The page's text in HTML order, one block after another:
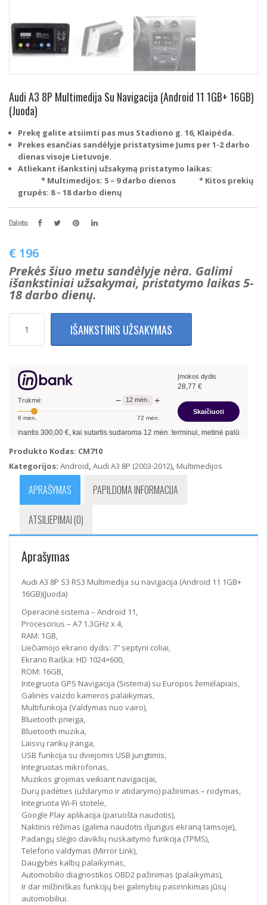
Audi A3 8P Multimedija Su Navigacija (Android 11 1GB+ 16GB)
(Juoda)
Prekę galite atsiimti pas mus Stadiono g. 16, Klaipėda.
Prekes esančias sandėlyje pristatysime Jums per 1-2 darbo
dienas visoje Lietuvoje.
Atliekant išankstinį užsakymą pristatymo laikas:
* Multimedijos: 5 – 9 darbo dienos * Kitos prekių
grupės: 8 – 18 darbo dienų
Dalintis:
€ 196
Prekės šiuo metu sandėlyje nėra. Galimi
išankstiniai užsakymai, pristatymo laikas 5-
18 darbo dienų.
kiekis:
Multimedija
navigacija
(Android
1GB+
16GB)
(Juoda)
IŠANKSTINIS UŽSAKYMAS
Trukmė: − 12 mėn. +
6 mėn. 72 mėn.
Įmokos dydis
28,77 €
Skaičiuoti
300,00€, kai sutartis sudaroma12mėn. terminui, metinė palūkanų norma
Produkto Kodas: CM710
Kategorijos: Android, Audi A3 8P (2003-2012), Multimedijos
APRAŠYMAS PAPILDOMA INFORMACIJA
ATSILIEPIMAI (0)
Aprašymas
Audi A3 8P S3 RS3 Multimedija su navigacija (Android 11 1GB+
16GB)(Juoda)
Operacinė sistema – Android 11,
Procesorius – A7 1.3GHz x 4,
RAM: 1GB,
Liečiamojo ekrano dydis: 7″ septyni coliai,
Ekrano Raiška: HD 1024×600,
ROM: 16GB,
Integruota GPS Navigacija (Sistema) su Europos žemėlapiais,
Galinės vaizdo kameros palaikymas,
Multifunkcija (Valdymas nuo vairo),
Bluetooth prieiga,
Bluetooth muzika,
Laisvų rankų įranga,
USB funkcija su dviejomis USB jungtimis,
Integruotas mikrofonas,
Muzikos grojimas veikiant navigacijai,
Durų padėties (uždarymo ir atidarymo) pažinimas – rodymas,
Integruota Wi-Fi stotele,
Google Play aplikacija (paruošta naudotis),
Naktinis rėžimas (galima naudotis išjungus ekraną tamsoje),
Padangų slėgio daviklių nuskaitymo funkcija (TPMS),
Telefono valdymas (Mirror Link),
Daugybės kalbų palaikymas,
Automobilio diagnostikos OBD2 pažinimas (palaikymas),
Ir dar milžiniškas funkcijų bei galimybių pasirinkimas jūsų
automobiliui.